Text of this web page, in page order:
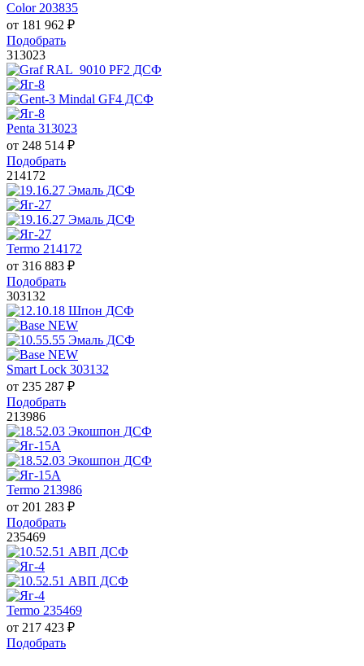
Color 203835
от 181 962 ₽
Подобрать
313023
Penta 313023
от 248 514 ₽
Подобрать
214172
Termo 214172
от 316 883 ₽
Подобрать
303132
Smart Lock 303132
от 235 287 ₽
Подобрать
213986
Termo 213986
от 201 283 ₽
Подобрать
235469
Termo 235469
от 217 423 ₽
Подобрать